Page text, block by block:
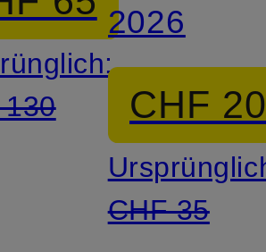
2026
CHF
CHF 35